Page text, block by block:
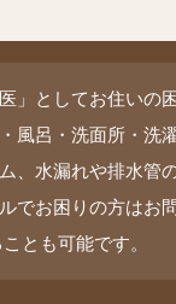
」としてお住いの
風呂・洗面所・洗
、水漏れや排水管
でお困りの方はお
とも可能です。